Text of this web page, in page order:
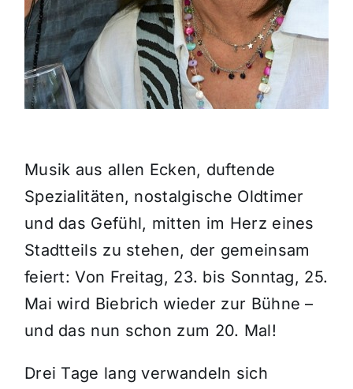
Musik aus allen Ecken, duftende
Spezialitäten, nostalgische Oldtimer
und das Gefühl, mitten im Herz eines
Stadtteils zu stehen, der gemeinsam
feiert: Von Freitag, 23. bis Sonntag, 25.
Mai wird Biebrich wieder zur Bühne –
und das nun schon zum 20. Mal!
Drei Tage lang verwandeln sich